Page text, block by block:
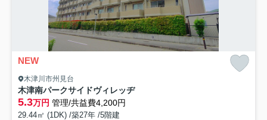
NEW
木津川市州見台
木津南パークサイドヴィレッヂ
5.3万円 管理/共益費4,200円
29.44㎡ (1DK) /築27年 /5階建